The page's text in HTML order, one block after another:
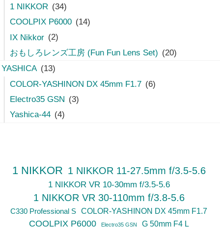
1 NIKKOR (34)
COOLPIX P6000 (14)
IX Nikkor (2)
おもしろレンズ工房 (Fun Fun Lens Set) (20)
YASHICA (13)
COLOR-YASHINON DX 45mm F1.7 (6)
Electro35 GSN (3)
Yashica-44 (4)
1 NIKKOR 1 NIKKOR 11-27.5mm f/3.5-5.6
1 NIKKOR VR 10-30mm f/3.5-5.6
1 NIKKOR VR 30-110mm f/3.8-5.6
C330 Professional S COLOR-YASHINON DX 45mm F1.7
COOLPIX P6000 Electro35 GSN G 50mm F4 L